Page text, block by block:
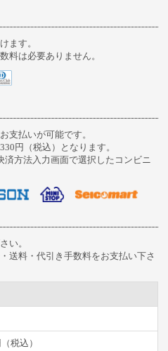
ます。
料は必要ありません。
支払いが可能です。
円（税込）となります。
済方法入力画面で選択したコンビニ
い。
送料・代引き手数料をお支払い下さ
税込）